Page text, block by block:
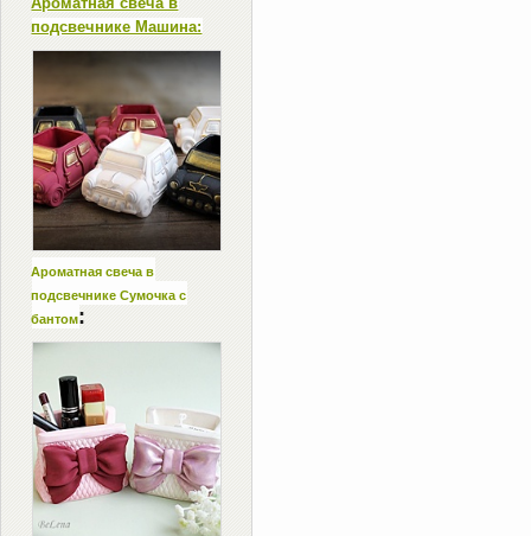
подсвечнике Машина:
Ароматная свеча в
подсвечнике Сумочка с
бантом: